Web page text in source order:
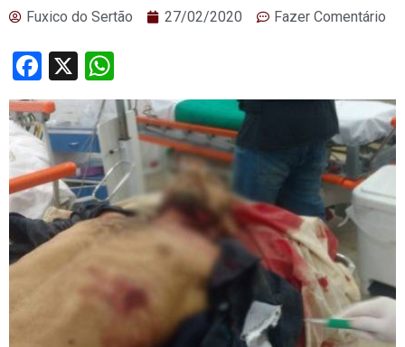
Fuxico do Sertão 27/02/2020 Fazer Comentário
Facebook
X